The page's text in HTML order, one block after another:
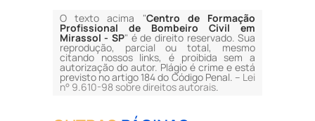
O texto acima "Centro de Formação
Profissional de Bombeiro Civil em
Mirassol - SP" é de direito reservado. Sua
reprodução, parcial ou total, mesmo
citando nossos links, é proibida sem a
autorização do autor. Plágio é crime e está
previsto no artigo 184 do Código Penal. – Lei
n° 9.610-98 sobre direitos autorais.